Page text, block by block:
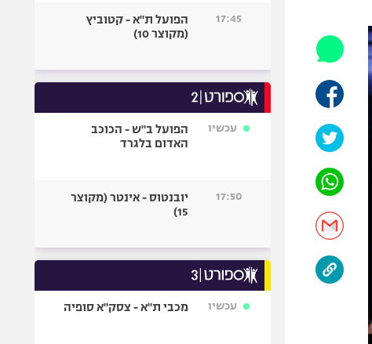
אופניים
כדורמים
פוטבול אמריקאי NFL
בייסבול MLB
ספורט אתגרי
גיימינג E-Sports
17:45
הפועל ת"א - קטוביץ
(מקוצר 10)
עכשיו
הפועל ב"ש - הכוכב
האדום בלגרד
17:50
יובנטוס - אינטר (מקוצר
15)
עכשיו מכבי ת"א - צסק"א סופיה